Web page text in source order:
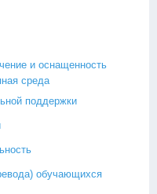
и оснащенность
среда
поддержки
обучающихся